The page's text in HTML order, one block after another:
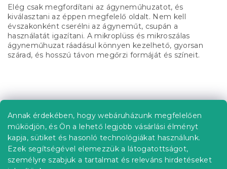
Annak érdekében, hogy webáruházunk megfelelően
működjön, és Ön a lehető legjobb vásárlási élményt
kapja, sütiket és hasonló technológiákat használunk.
Ezek segítségével elemezzük a látogatottságot,
személyre szabjuk a tartalmat és releváns hirdetéseket
s
e
l
e
m
e
Elég csak megfordítani az ágyneműhuzatot, és
kiválasztani az éppen megfelelő oldalt. Nem kell
évszakonként cserélni az ágyneműt, csupán a
használatát igazítani. A mikroplüss és mikroszálas
ágyneműhuzat ráadásul könnyen kezelhető, gyorsan
szárad, és hosszú távon megőrzi formáját és színeit.
á
Információ az Ön számára
Rendelés követése
Szállítási lehetőségek
Fizetési lehetőségek